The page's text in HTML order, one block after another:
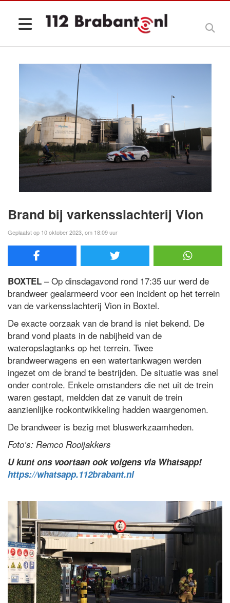
Brand bij varkensslachterij Vion
Geplaatst op 10 oktober 2023, om 18:09 uur
BOXTEL – Op dinsdagavond rond 17:35 uur werd de
brandweer gealarmeerd voor een incident op het terrein
van de varkensslachterij Vion in Boxtel.
De exacte oorzaak van de brand is niet bekend. De
brand vond plaats in de nabijheid van de
wateropslagtanks op het terrein. Twee
brandweerwagens en een watertankwagen werden
ingezet om de brand te bestrijden. De situatie was snel
onder controle. Enkele omstanders die net uit de trein
waren gestapt, meldden dat ze vanuit de trein
aanzienlijke rookontwikkeling hadden waargenomen.
De brandweer is bezig met bluswerkzaamheden.
Foto’s: Remco Rooijakkers
U kunt ons voortaan ook volgens via Whatsapp!
https://whatsapp.112brabant.nl